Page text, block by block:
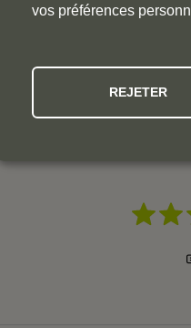
vos préférences
REJETER